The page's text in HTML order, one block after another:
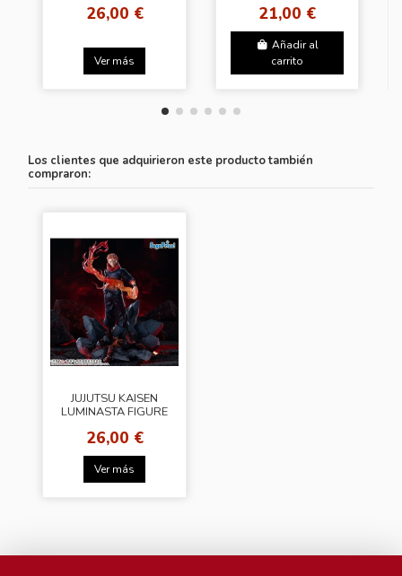
26,00 €
Ver más
21,00 €
Añadir al
carrito
Los clientes que adquirieron este producto también
compraron:
JUJUTSU KAISEN
LUMINASTA FIGURE
26,00 €
Ver más